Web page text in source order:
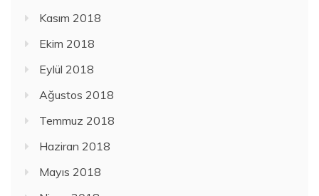
Kasım 2018
Ekim 2018
Eylül 2018
Ağustos 2018
Temmuz 2018
Haziran 2018
Mayıs 2018